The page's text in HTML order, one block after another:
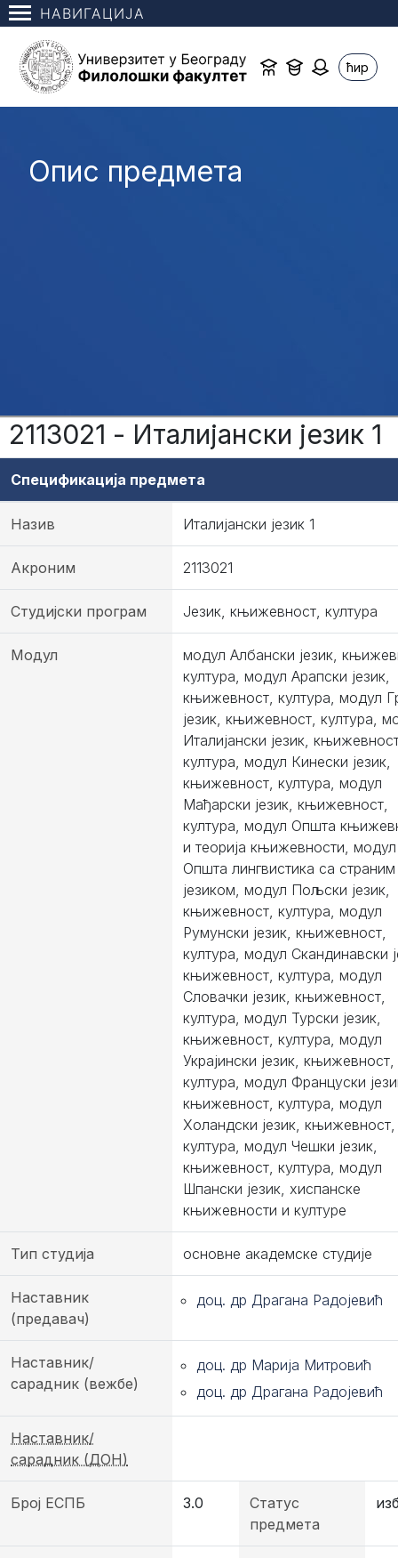
НАВИГАЦИЈА
ћир
Опис предмета
2113021 - Италијански језик 1
Спецификација предмета
Назив Италијански језик 1
Акроним 2113021
Студијски програм Језик, књижевност, култура
Модул
модул Албански језик,
култура, модул Арапски језик,
књижевност, култура, модул
језик, књижевност, култура,
Италијански језик,
култура, модул Кинески језик,
књижевност, култура, модул
Мађарски језик, књижевност,
култура, модул Општа
и теорија књижевности, модул
Општа лингвистика са страним
језиком, модул Пољски језик,
књижевност, култура, модул
Румунски језик, књижевност,
култура, модул Скандинавски
књижевност, култура, модул
Словачки језик, књижевност,
култура, модул Турски језик,
књижевност, култура, модул
Украјински језик, књижевност,
култура, модул Француски
књижевност, култура, модул
Холандски језик, књижевност,
култура, модул Чешки језик,
књижевност, култура, модул
Шпански језик, хиспанске
књижевности и културе
Тип студија основне академске студије
Наставник
(предавач)
доц. др Драгана Радојевић
Наставник/
сарадник (вежбе)
доц. др Марија Митровић
доц. др Драгана Радојевић
Наставник/
сарадник (ДОН)
Број ЕСПБ 3.0
Статус
предмета